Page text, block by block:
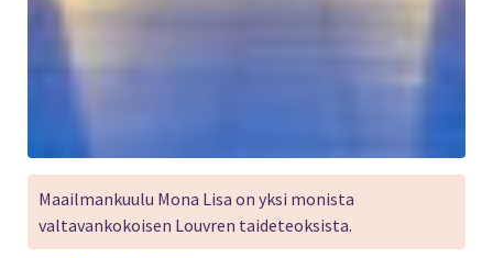
Maailmankuulu Mona Lisa on yksi monista
valtavankokoisen Louvren taideteoksista.